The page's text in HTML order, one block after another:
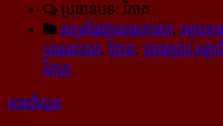
ប្រធានបទ: វិភាគ
សម្រាំងជាខេមរភាសា, អត្ថបទ
ខេមរភាសា, វិភាគ, ស្រាវជ្រាវ អត្ថ
វិភាគ
អានពិស្ដារ